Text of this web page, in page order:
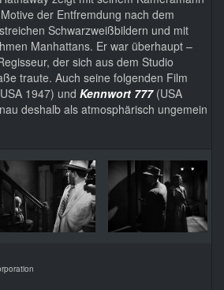
der Entfremdung nach dem
Schwarzweißbildern und mit
Manhattans. Er war überhaupt –
der sich aus dem Studio
traute. Auch seine folgenden Film
1947) und Kennwort 777 (USA
deshalb als atmosphärisch ungemein